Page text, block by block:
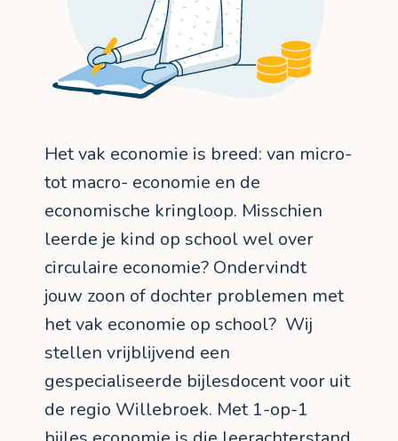
Het vak economie is breed: van micro-
tot macro- economie en de
economische kringloop. Misschien
leerde je kind op school wel over
circulaire economie? Ondervindt
jouw zoon of dochter problemen met
het vak economie op school? Wij
stellen vrijblijvend een
gespecialiseerde bijlesdocent voor uit
de regio Willebroek. Met 1-op-1